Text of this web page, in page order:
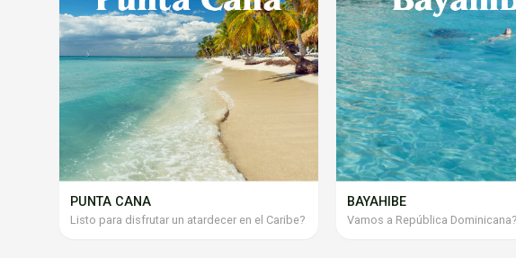
PUNTA CANA
Listo para disfrutar un atardecer en el Caribe?
⁠BAYAHIBE
Vamos a República Dominicana?